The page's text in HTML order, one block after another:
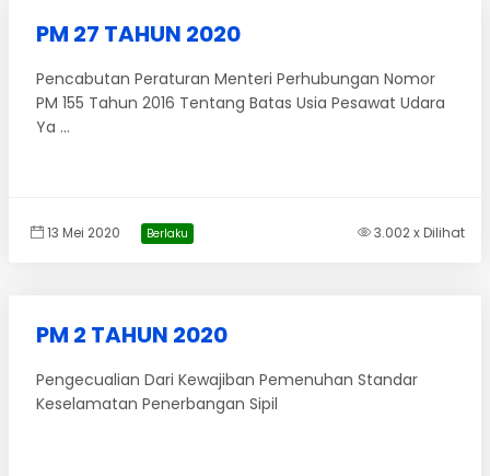
PM 27 TAHUN 2020
Pencabutan Peraturan Menteri Perhubungan Nomor
PM 155 Tahun 2016 Tentang Batas Usia Pesawat Udara
Ya ...
13 Mei 2020 Berlaku 3.002 x Dilihat
PM 2 TAHUN 2020
Pengecualian Dari Kewajiban Pemenuhan Standar
Keselamatan Penerbangan Sipil